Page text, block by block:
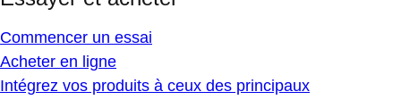
Commencer un essai
Acheter en ligne
Intégrez vos produits à ceux des principaux